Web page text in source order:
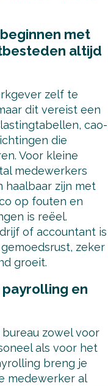
met
altijd
zelf te
dit vereist een
cao-
die
Voor kleine
medewerkers
haalbaar zijn met
op fouten en
is reëel.
of accountant is
zeker
groeit.
en
zowel voor
als voor het
breng je
medewerker al